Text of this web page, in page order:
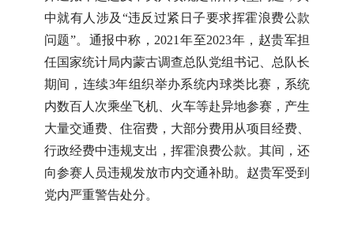
中就有人涉及“违反过紧日子要求挥霍浪费公款
问题”。通报中称，2021年至2023年，赵贵军担
任国家统计局内蒙古调查总队党组书记、总队长
期间，连续3年组织举办系统内球类比赛，系统
内数百人次乘坐飞机、火车等赴异地参赛，产生
大量交通费、住宿费，大部分费用从项目经费、
行政经费中违规支出，挥霍浪费公款。其间，还
向参赛人员违规发放市内交通补助。赵贵军受到
党内严重警告处分。